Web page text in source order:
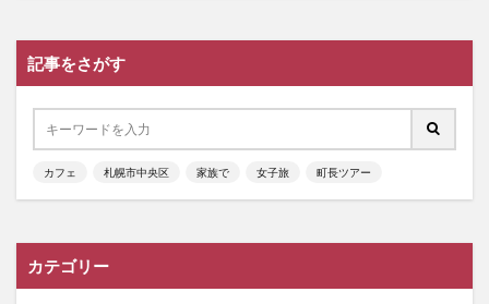
記事をさがす
カフェ 札幌市中央区 家族で 女子旅 町長ツアー
カテゴリー